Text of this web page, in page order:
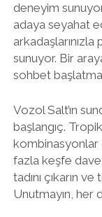
deneyim
adaya seyahat
sunuyor. Bir
sohbet
Vozol Salt’ın
başlangıç.
kombinasyonlar
fazla keşfe
tadını çıkarın ve
Unutmayın, her